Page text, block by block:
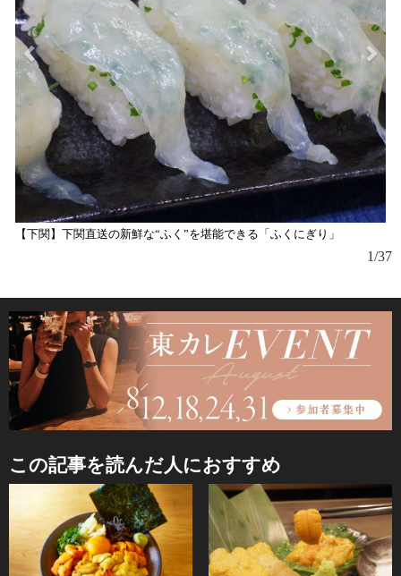
【下関】下関直送の新鮮な“ふく”を堪能できる「ふくにぎり」
1/37
この記事を読んだ人におすすめ